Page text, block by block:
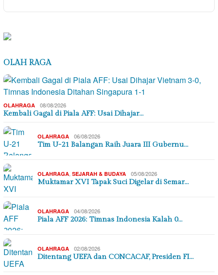
OLAH RAGA
OLAHRAGA 08/08/2026
Kembali Gagal di Piala AFF: Usai Dihajar…
OLAHRAGA 06/08/2026
Tim U-21 Balangan Raih Juara III Gubernu…
OLAHRAGA SEJARAH & BUDAYA 05/08/2026
Muktamar XVI Tapak Suci Digelar di Semar…
OLAHRAGA 04/08/2026
Piala AFF 2026: Timnas Indonesia Kalah 0…
OLAHRAGA 02/08/2026
Ditentang UEFA dan CONCACAF, Presiden FI…